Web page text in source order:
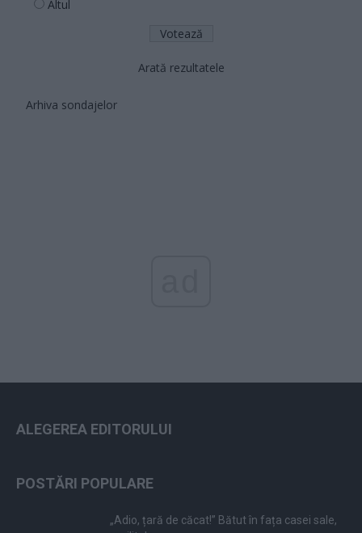
Altul
Arată rezultatele
Arhiva sondajelor
ALEGEREA EDITORULUI
POSTĂRI POPULARE
„Adio, țară de căcat!” Bătut în fața casei sale,